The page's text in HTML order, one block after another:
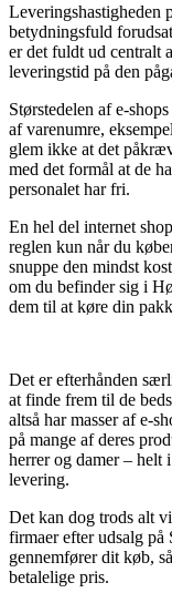
Leveringshastigheden
betydningsfuld
er det fuldt ud centralt
leveringstid på den
Størstedelen af e-
af varenumre,
glem ikke at det
med det formål at de
personalet har fri.
En hel del internet
reglen kun når du
snuppe den mindst
om du befinder sig i
dem til at køre din
Det er efterhånden
at finde frem til de
altså har masser af e-
på mange af deres
herrer og damer – helt
levering.
Det kan dog trods alt
firmaer efter udsalg
gennemfører dit køb,
betalelige pris.